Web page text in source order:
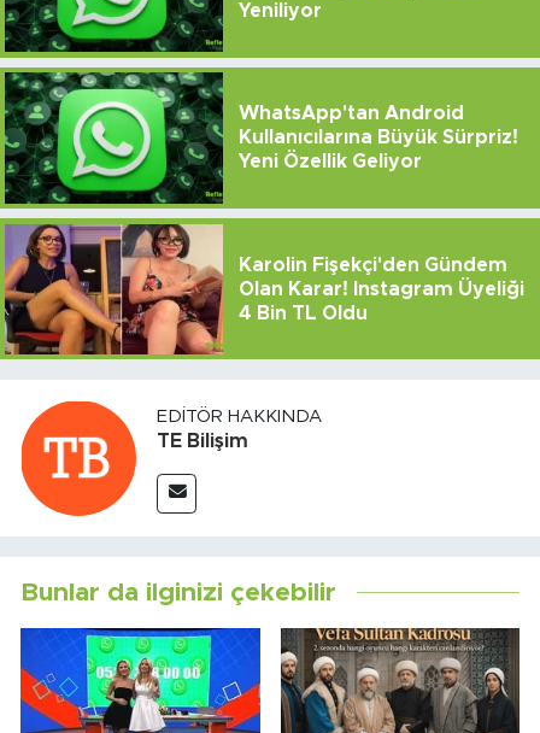
Yeniliyor
WhatsApp'tan Android
Kullanıcılarına Büyük Sürpriz!
Yeni Özellik Geliyor
Karolin Fişekçi'den Gündem
Olan Karar! Instagram Üyeliği
4 Bin TL Oldu
EDITÖR HAKKINDA
TE Bilişim
Bunlar da ilginizi çekebilir